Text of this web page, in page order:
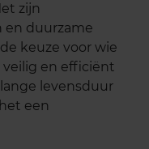
zijn
en duurzame
keuze voor wie
en efficiënt
levensduur
een